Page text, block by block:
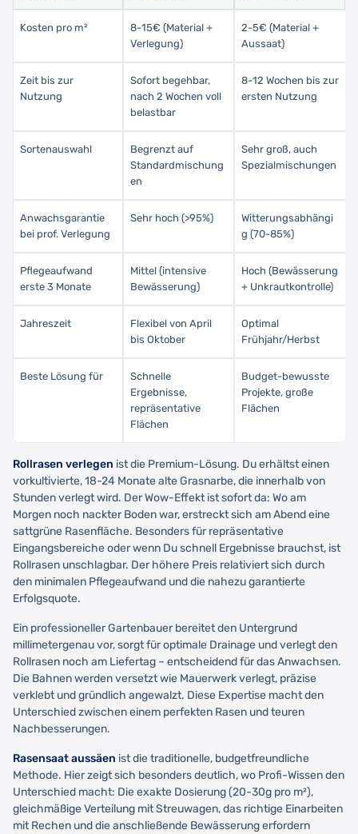
Kosten pro m²
8-15€ (Material +
Verlegung)
2-5€ (Material +
Aussaat)
Zeit bis zur
Nutzung
Sofort begehbar,
nach 2 Wochen voll
belastbar
8-12 Wochen bis zur
ersten Nutzung
Sortenauswahl
Begrenzt auf
Standardmischung
en
Sehr groß, auch
Spezialmischungen
Anwachsgarantie
bei prof. Verlegung
Sehr hoch (>95%)
Witterungsabhängi
g (70-85%)
Pflegeaufwand
erste 3 Monate
Mittel (intensive
Bewässerung)
Hoch (Bewässerung
+ Unkrautkontrolle)
Jahreszeit
Flexibel von April
bis Oktober
Optimal
Frühjahr/Herbst
Beste Lösung für
Schnelle
Ergebnisse,
repräsentative
Flächen
Budget-bewusste
Projekte, große
Flächen
Rollrasen verlegen ist die Premium-Lösung. Du erhältst einen
vorkultivierte, 18-24 Monate alte Grasnarbe, die innerhalb von
Stunden verlegt wird. Der Wow-Effekt ist sofort da: Wo am
Morgen noch nackter Boden war, erstreckt sich am Abend eine
sattgrüne Rasenfläche. Besonders für repräsentative
Eingangsbereiche oder wenn Du schnell Ergebnisse brauchst, ist
Rollrasen unschlagbar. Der höhere Preis relativiert sich durch
den minimalen Pflegeaufwand und die nahezu garantierte
Erfolgsquote.
Ein professioneller Gartenbauer bereitet den Untergrund
millimetergenau vor, sorgt für optimale Drainage und verlegt den
Rollrasen noch am Liefertag – entscheidend für das Anwachsen.
Die Bahnen werden versetzt wie Mauerwerk verlegt, präzise
verklebt und gründlich angewalzt. Diese Expertise macht den
Unterschied zwischen einem perfekten Rasen und teuren
Nachbesserungen.
Rasensaat aussäen ist die traditionelle, budgetfreundliche
Methode. Hier zeigt sich besonders deutlich, wo Profi-Wissen den
Unterschied macht: Die exakte Dosierung (20-30g pro m²),
gleichmäßige Verteilung mit Streuwagen, das richtige Einarbeiten
mit Rechen und die anschließende Bewässerung erfordern